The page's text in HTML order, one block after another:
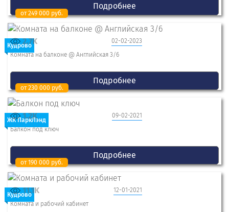
Подробнее
Кудрово
от 249 000 руб.
02-02-2023
2.7K
Комната на балконе @ Английская 3/6
Подробнее
ЖК ПаркЛэнд
от 230 000 руб.
09-02-2021
1.2K
Балкон под ключ
Подробнее
Кудрово
от 190 000 руб.
12-01-2021
11.1K
Комната и рабочий кабинет